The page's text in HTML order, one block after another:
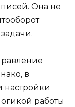
Она не
в
настройки
работы